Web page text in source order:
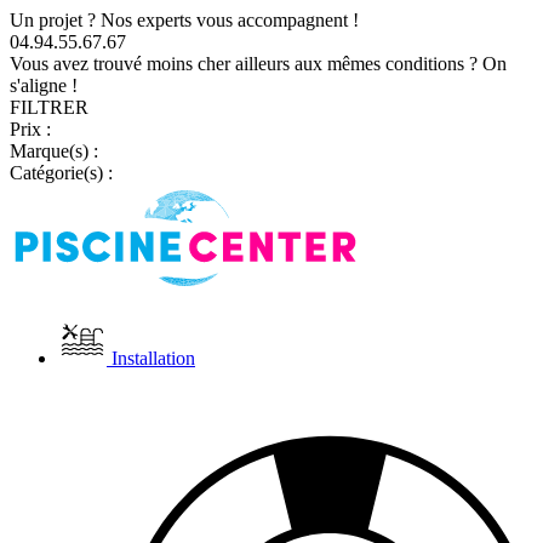
Un projet ? Nos experts vous accompagnent !
04.94.55.67.67
Vous avez trouvé moins cher ailleurs aux mêmes conditions ? On
s'aligne !
FILTRER
Prix :
Marque(s) :
Catégorie(s) :
Installation